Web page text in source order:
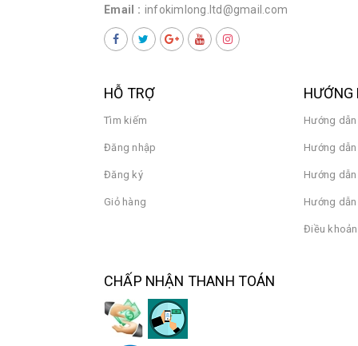
Email : infokimlong.ltd@gmail.com
HỖ TRỢ
Tìm kiếm
Đăng nhập
Đăng ký
Giỏ hàng
HƯỚNG
Hướng
Hướng
Hướng
Hướng
Điều
CHẤP NHẬN THANH TOÁN